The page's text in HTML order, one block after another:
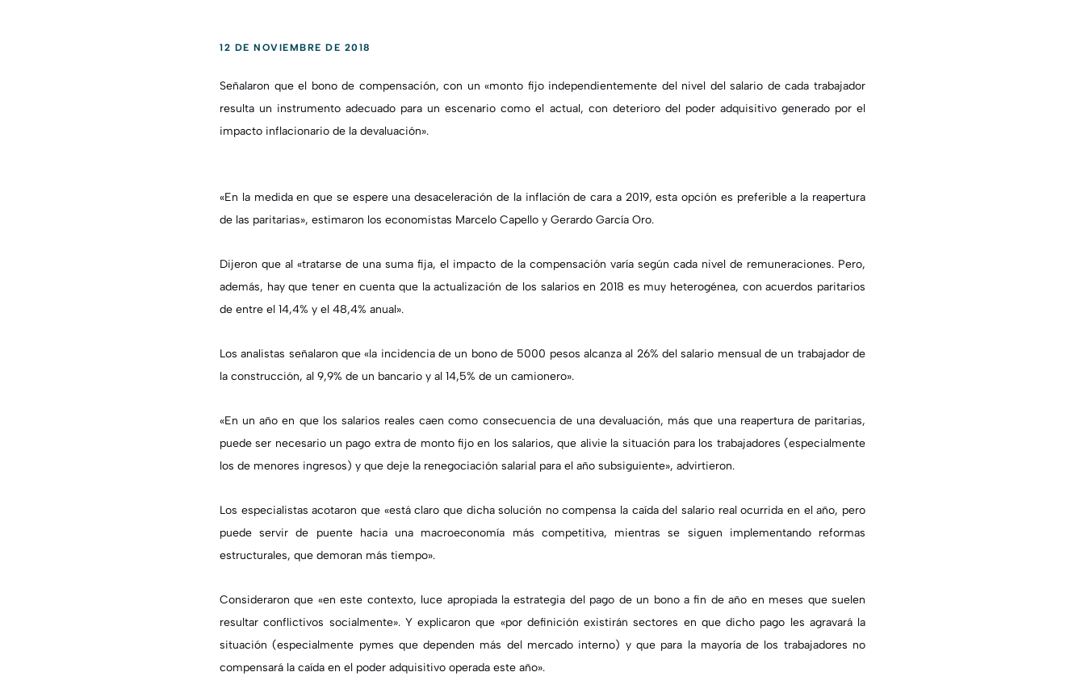
12 DE NOVIEMBRE DE 2018
Señalaron que el bono de compensación, con un «monto fijo independientemente del nivel del salario de cada trabajador
resulta un instrumento adecuado para un escenario como el actual, con deterioro del poder adquisitivo generado por el
impacto inflacionario de la devaluación».
«En la medida en que se espere una desaceleración de la inflación de cara a 2019, esta opción es preferible a la reapertura
de las paritarias», estimaron los economistas Marcelo Capello y Gerardo García Oro.
Dijeron que al «tratarse de una suma fija, el impacto de la compensación varía según cada nivel de remuneraciones. Pero,
además, hay que tener en cuenta que la actualización de los salarios en 2018 es muy heterogénea, con acuerdos paritarios
de entre el 14,4% y el 48,4% anual».
Los analistas señalaron que «la incidencia de un bono de 5000 pesos alcanza al 26% del salario mensual de un trabajador de
la construcción, al 9,9% de un bancario y al 14,5% de un camionero».
«En un año en que los salarios reales caen como consecuencia de una devaluación, más que una reapertura de paritarias,
puede ser necesario un pago extra de monto fijo en los salarios, que alivie la situación para los trabajadores (especialmente
los de menores ingresos) y que deje la renegociación salarial para el año subsiguiente», advirtieron.
Los especialistas acotaron que «está claro que dicha solución no compensa la caída del salario real ocurrida en el año, pero
puede servir de puente hacia una macroeconomía más competitiva, mientras se siguen implementando reformas
estructurales, que demoran más tiempo».
Consideraron que «en este contexto, luce apropiada la estrategia del pago de un bono a fin de año en meses que suelen
resultar conflictivos socialmente». Y explicaron que «por definición existirán sectores en que dicho pago les agravará la
situación (especialmente pymes que dependen más del mercado interno) y que para la mayoría de los trabajadores no
compensará la caída en el poder adquisitivo operada este año».